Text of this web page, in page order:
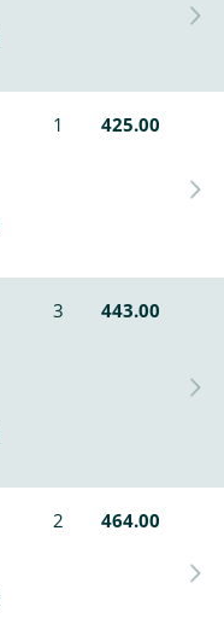
1 425.00
3 443.00
2 464.00